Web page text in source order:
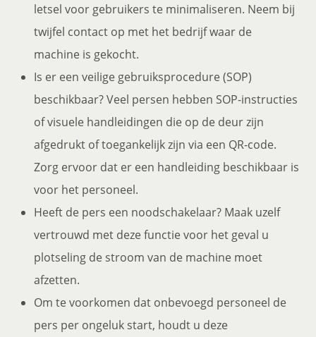
letsel voor gebruikers te minimaliseren. Neem bij
twijfel contact op met het bedrijf waar de
machine is gekocht.
Is er een veilige gebruiksprocedure (SOP)
beschikbaar? Veel persen hebben SOP-instructies
of visuele handleidingen die op de deur zijn
afgedrukt of toegankelijk zijn via een QR-code.
Zorg ervoor dat er een handleiding beschikbaar is
voor het personeel.
Heeft de pers een noodschakelaar? Maak uzelf
vertrouwd met deze functie voor het geval u
plotseling de stroom van de machine moet
afzetten.
Om te voorkomen dat onbevoegd personeel de
pers per ongeluk start, houdt u deze